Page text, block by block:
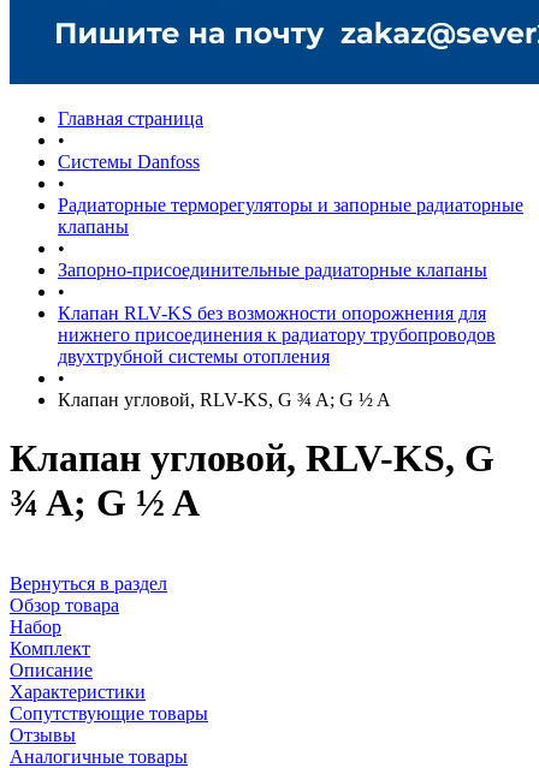
Главная страница
•
Системы Danfoss
•
Радиаторные терморегуляторы и запорные радиаторные
клапаны
•
Запорно-присоединительные радиаторные клапаны
•
Клапан RLV-KS без возможности опорожнения для
нижнего присоединения к радиатору трубопроводов
двухтрубной системы отопления
•
Клапан угловой, RLV-KS, G ¾ A; G ½ A
Клапан угловой, RLV-KS, G
¾ A; G ½ A
Вернуться в раздел
Обзор товара
Набор
Комплект
Описание
Характеристики
Сопутствующие товары
Отзывы
Аналогичные товары